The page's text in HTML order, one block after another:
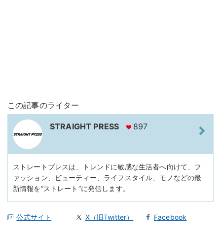
この記事のライター
STRAIGHT PRESS 897
ストレートプレスは、トレンドに敏感な生活者へ向けて、フ
ァッション、ビューティー、ライフスタイル、モノなどの最
新情報を“ストレート”に発信します。
公式サイト X（旧Twitter） Facebook